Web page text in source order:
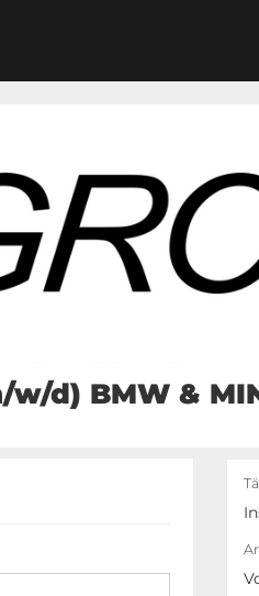
d) BMW &